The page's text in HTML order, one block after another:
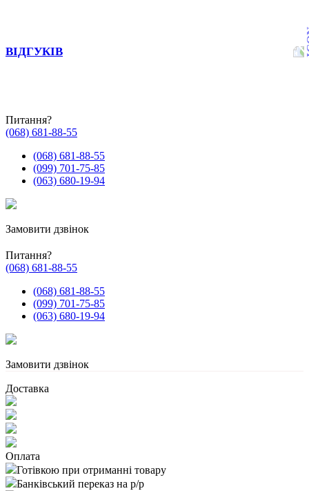
ВІДГУКІВ
Питання?
(068) 681-88-55
(068) 681-88-55
(099) 701-75-85
(063) 680-19-94
Замовити дзвінок
Питання?
(068) 681-88-55
(068) 681-88-55
(099) 701-75-85
(063) 680-19-94
Замовити дзвінок
Доставка
Оплата
Готівкою при отриманні товару
Банківський переказ на р/р